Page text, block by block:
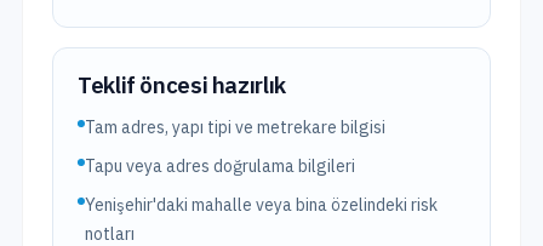
Teklif öncesi hazırlık
Tam adres, yapı tipi ve metrekare bilgisi
Tapu veya adres doğrulama bilgileri
Yenişehir'daki mahalle veya bina özelindeki risk
notları